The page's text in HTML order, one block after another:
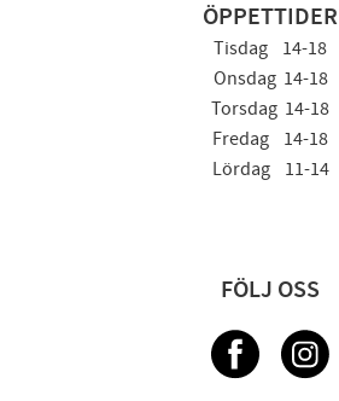
ÖPPETTIDER
Tisdag 14-18
Onsdag 14-18
Torsdag 14-18
Fredag 14-18
Lördag 11-14
FÖLJ OSS